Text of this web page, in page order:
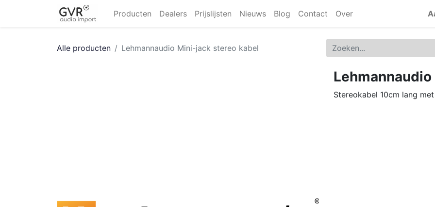
Producten Dealers Prijslijsten Nieuws Blog Contact Over
Alle producten Lehmannaudio Mini-jack stereo kabel
Stereokabel 10cm lang